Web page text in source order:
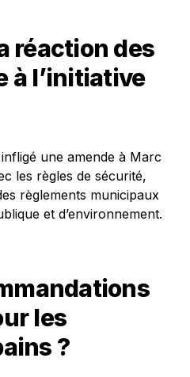
réaction des
à l’initiative
une amende à Marc
les règles de sécurité,
règlements municipaux
et d’environnement.
les
?